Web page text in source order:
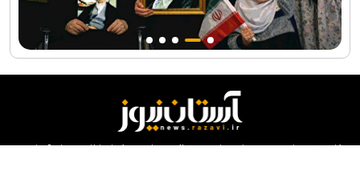
کلیه حقوق مادی و معنوی این سایت محفوظ و متعلق به مرکز ارتباطات و رسانه آستان